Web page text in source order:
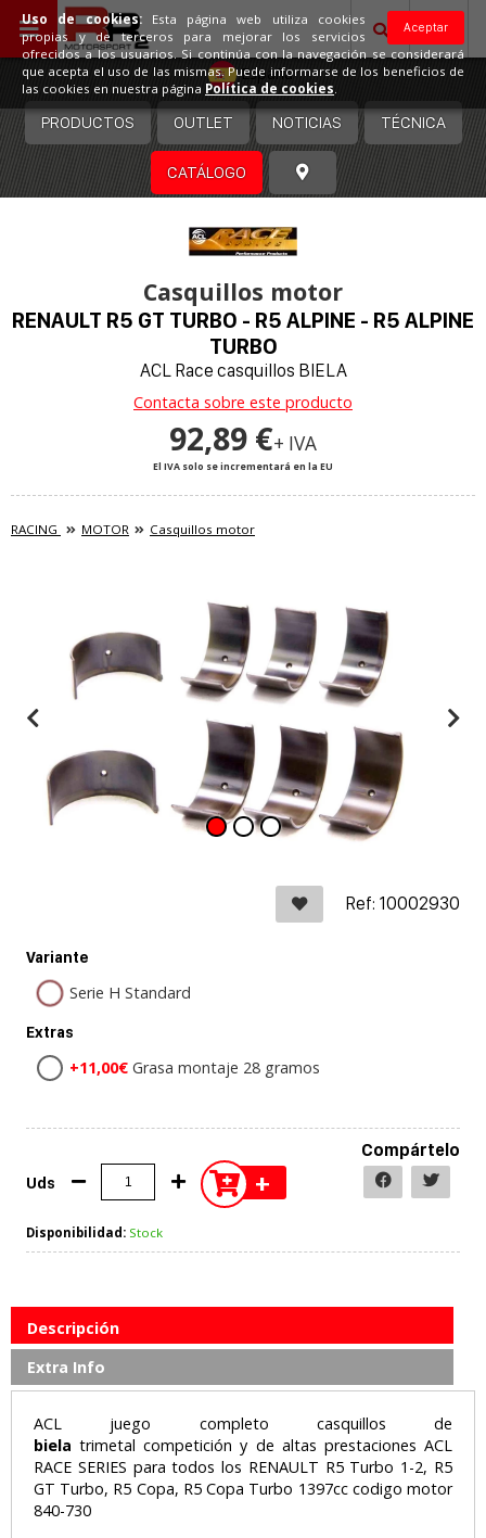
España
PRODUCTOS OUTLET NOTICIAS TÉCNICA
CATÁLOGO
Casquillos motor
RENAULT R5 GT TURBO - R5 ALPINE - R5 ALPINE
TURBO
ACL Race casquillos BIELA
Contacta sobre este producto
92,89 €+ IVA
El IVA solo se incrementará en la EU
RACING MOTOR Casquillos motor
Ref: 10002930
Variante
Serie H Standard
Extras
+11,00€ Grasa montaje 28 gramos
Uds +
Compártelo
Disponibilidad: Stock
Descripción
Extra Info
ACL juego completo casquillos de
biela trimetal competición y de altas prestaciones ACL
RACE SERIES para todos los RENAULT R5 Turbo 1-2, R5
GT Turbo, R5 Copa, R5 Copa Turbo 1397cc codigo motor
840-730
Aceptar
Uso de cookies:Esta página web utiliza cookies
propias y de terceros para mejorar los servicios
ofrecidos a los usuarios. Si continúa con la navegación se considerará
que acepta el uso de las mismas. Puede informarse de los beneficios de
las cookies en nuestra página Política de cookies.